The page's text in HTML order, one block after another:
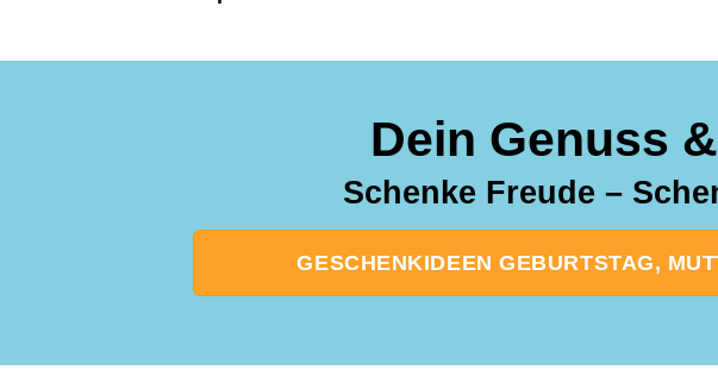
Dein Genuss
Schenke Freude –
GESCHENKIDEEN GEBURTSTAG,